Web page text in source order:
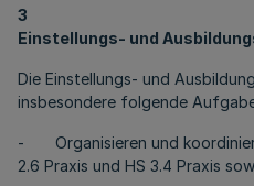
3
Einstellungs- und
Die Einstellungs- und
insbesondere folgende
- Organisieren und
2.6 Praxis und HS 3.4 Praxis